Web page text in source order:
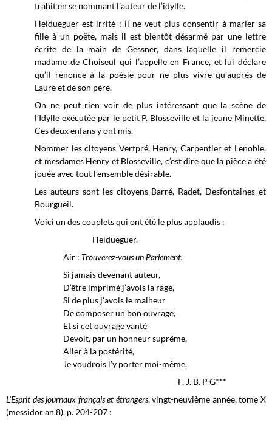
trahit en se nommant l’auteur de l’idylle.
Heidueguer est irrité ; il ne veut plus consentir à marier sa
fille à un poëte, mais il est bientôt désarmé par une lettre
écrite de la main de Gessner, dans laquelle il remercie
madame de Choiseul qui l’appelle en France, et lui déclare
qu’il renonce à la poésie pour ne plus vivre qu’auprès de
Laure et de son père.
On ne peut rien voir de plus intéressant que la scène de
l’Idylle exécutée par le petit P. Blosseville et la jeune Minette.
Ces deux enfans y ont mis.
Nommer les citoyens Vertpré, Henry, Carpentier et Lenoble,
et mesdames Henry et Blosseville, c’est dire que la pièce a été
jouée avec tout l’ensemble désirable.
Les auteurs sont les citoyens Barré, Radet, Desfontaines et
Bourgueil.
Voici un des couplets qui ont été le plus applaudis :
Heidueguer.
Air : Trouverez-vous un Parlement.
Si jamais devenant auteur,
D’être imprimé j’avois la rage,
Si de plus j’avois le malheur
De composer un bon ouvrage,
Et si cet ouvrage vanté
Devoit, par un honneur suprême,
Aller à la postérité,
Je voudrois l’y porter moi-même.
F. J. B. P G***
L'Esprit des journaux français et étrangers, vingt-neuvième année, tome X
(messidor an 8), p. 204-207 :